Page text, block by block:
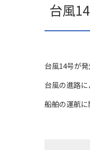
台風
台風14号が発
台風の進路
船舶の運航